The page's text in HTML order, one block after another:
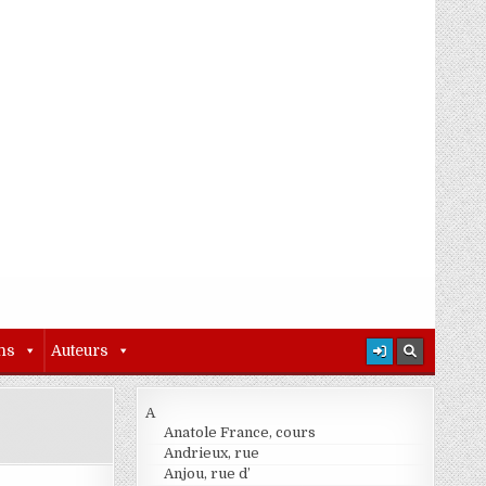
Auteurs
A
Anatole France, cours
Andrieux, rue
Anjou, rue d’